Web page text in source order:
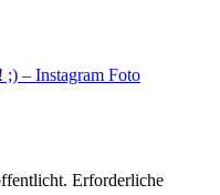
;) – Instagram Foto
Erforderliche